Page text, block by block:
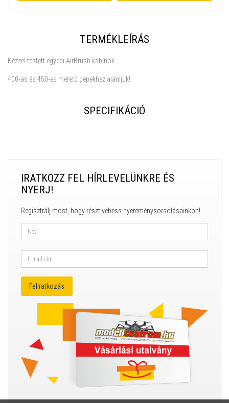
TERMÉKLEÍRÁS
Kézzel festett egyedi AirBrush kabinok...
400-as és 450-es méretű gépekhez ajánljuk!
SPECIFIKÁCIÓ
IRATKOZZ FEL HÍRLEVELÜNKRE ÉS
NYERJ!
Regisztrálj most, hogy részt vehess nyereménysorsolásainkon!